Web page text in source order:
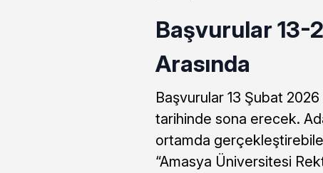
Başvurular 13-
Arasında
Başvurular 13 Şubat
tarihinde sona erecek.
ortamda
“Amasya Üniversitesi